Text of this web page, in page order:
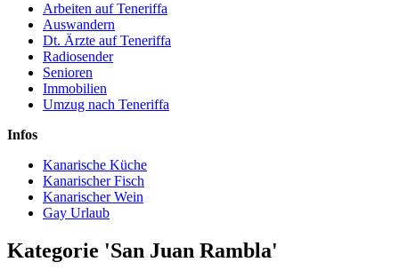
Arbeiten auf Teneriffa
Auswandern
Dt. Ärzte auf Teneriffa
Radiosender
Senioren
Immobilien
Umzug nach Teneriffa
Infos
Kanarische Küche
Kanarischer Fisch
Kanarischer Wein
Gay Urlaub
Kategorie 'San Juan Rambla'